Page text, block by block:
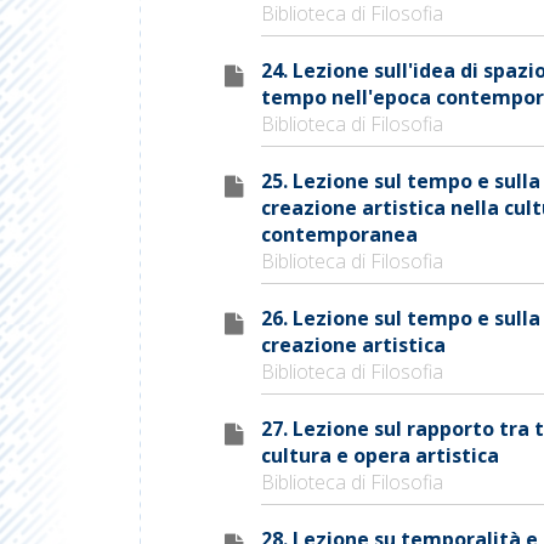
Biblioteca di Filosofia
24. Lezione sull'idea di
tempo nell'epoca
Biblioteca di Filosofia
25. Lezione sul tempo e sulla
creazione artistica nella
contemporanea
Biblioteca di Filosofia
26. Lezione sul tempo e sulla
creazione artistica
Biblioteca di Filosofia
27. Lezione sul rapporto tra
cultura e opera artistica
Biblioteca di Filosofia